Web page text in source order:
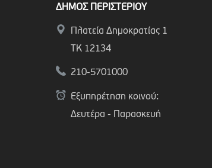
ΔΗΜΟΣ ΠΕΡΙΣΤΕΡΙΟΥ
Πλατεία Δημοκρατίας 1
ΤΚ 12134
210-5701000
Εξυπηρέτηση κοινού:
Δευτέρα - Παρασκευή